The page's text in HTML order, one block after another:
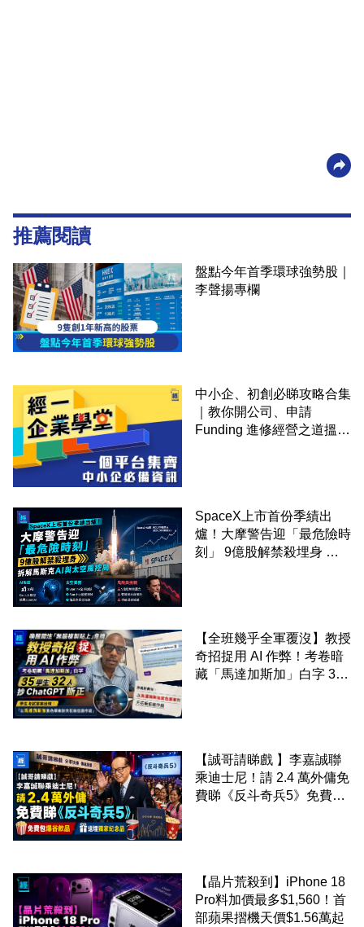
推薦閱讀
盤點今年首季環球強勢股｜
李聲揚專欄
中小企、初創必睇攻略合集
｜教你開公司、申請
Funding 進修經營之道搵大
SpaceX上市首份季績出
爐！大摩警告迎「最危險時
刻」 9億股解禁殺埋身 拆
【全班幾乎全軍覆沒】教授
奇招捉用 AI 作弊！考卷暗
藏「馬達加斯加」白字 35
【誠哥請睇戲 】李嘉誠聯
乘迪士尼！請 2.4 萬外傭免
費睇《反斗奇兵5》免費包
【晶片荒殺到】iPhone 18
Pro料加價最多$1,560！首
部蘋果摺機天價$1.56萬起